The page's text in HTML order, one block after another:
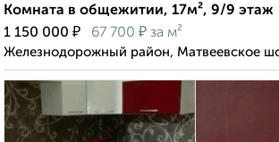
Комната в общежитии, 17м², 9/9 этаж
1 150 000 ₽ 67 700 ₽ за м²
Железнодорожный район, Матвеевское